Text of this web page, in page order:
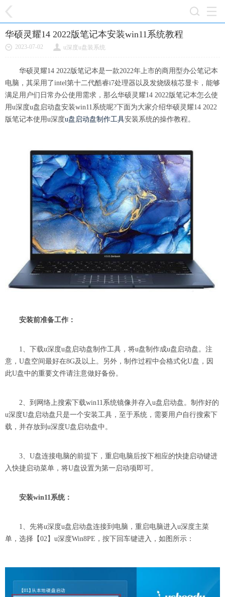
华硕灵耀14 2022版笔记本安装win11系统教程
2023-07-02 u深度u盘装系统
华硕灵耀14 2022版笔记本是一款2022年上市的商用型办公笔记本
电脑，其采用了intel第十二代酷睿i7处理器以及发烧级核芯显卡，能够
满足用户们日常办公使用需求，那么华硕灵耀14 2022版笔记本怎么使
用u深度u盘启动盘安装win11系统呢?下面为大家介绍华硕灵耀14 2022
版笔记本使用u深度u盘启动盘制作工具安装系统的操作教程。
安装前准备工作：
1、下载u深度u盘启动盘制作工具，将u盘制作成u盘启动盘。注
意，U盘空间最好在8G及以上。另外，制作过程中会格式化U盘，因
此U盘中的重要文件请注意做好备份。
2、到网络上搜索下载win11系统镜像并存入u盘启动盘。制作好的
u深度U盘启动盘只是一个安装工具，至于系统，需要用户自行搜索下
载，并存放到u深度U盘启动盘中。
3、U盘连接电脑的前提下，重启电脑后按下相应的快捷启动键进
入快捷启动菜单，将U盘设置为第一启动项即可。
安装win11系统：
1、先将u深度u盘启动盘连接到电脑，重启电脑进入u深度主菜
单，选择【02】u深度Win8PE，按下回车键进入，如图所示：